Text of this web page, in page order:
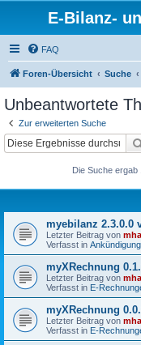
E-Bilanz-
FAQ
Foren-Übersicht Suche
Unbeantwortete
Zur erweiterten Suche
Die Suche ergab
myebilanz 2.3.0.0
Letzter Beitrag von
Verfasst in
myXRechnung
Letzter Beitrag von
Verfasst in E-
myXRechnung
Letzter Beitrag von
Verfasst in E-